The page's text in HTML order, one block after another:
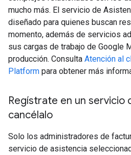
mucho más. El servicio de
diseñado para quienes buscan
momento, además de servicios
sus cargas de trabajo de Google
producción. Consulta Atención al
Platform para obtener más
Regístrate en un servicio
cancélalo
Solo los administradores de
servicio de asistencia